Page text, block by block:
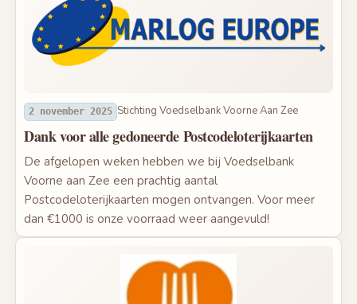
2 november 2025 Stichting Voedselbank Voorne Aan Zee
Dank voor alle gedoneerde Postcodeloterijkaarten
De afgelopen weken hebben we bij Voedselbank
Voorne aan Zee een prachtig aantal
Postcodeloterijkaarten mogen ontvangen. Voor meer
dan €1000 is onze voorraad weer aangevuld!